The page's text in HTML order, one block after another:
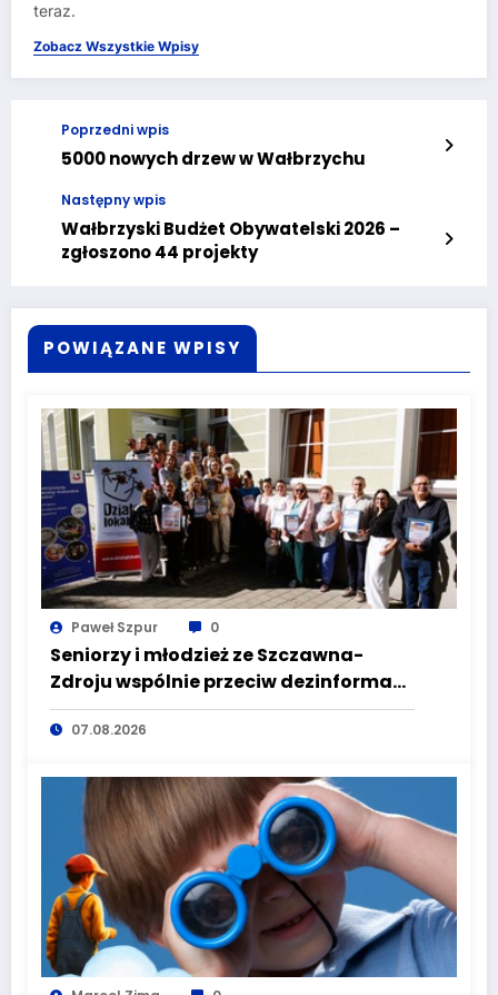
teraz.
Zobacz Wszystkie Wpisy
Poprzedni wpis
5000 nowych drzew w Wałbrzychu
Następny wpis
Wałbrzyski Budżet Obywatelski 2026 –
zgłoszono 44 projekty
POWIĄZANE WPISY
Paweł Szpur 0
Seniorzy i młodzież ze Szczawna-
Zdroju wspólnie przeciw dezinformacji
i manipulacji
07.08.2026